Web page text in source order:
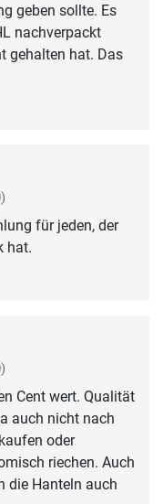
geben sollte. Es
nachverpackt
gehalten hat. Das
für jeden, der
hat.
Cent wert. Qualität
auch nicht nach
oder
riechen. Auch
die Hanteln auch